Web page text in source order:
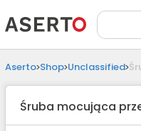
Aserto Shop Unclassified
Śruba mocująca